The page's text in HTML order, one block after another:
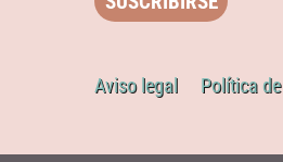
Aviso legal Política